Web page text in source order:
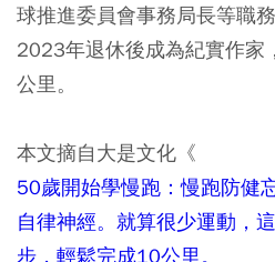
球推進委員會事務局長等職務
2023年退休後成為紀實作家
公里。
本文摘自大是文化《
50歲開始學慢跑：慢跑防健
自律神經。就算很少運動，
步，輕鬆完成10公里。